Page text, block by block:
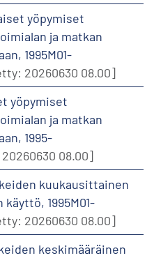
yöpymiset
ja matkan
1995M01-
20260630 08.00]
yöpymiset
ja matkan
1995-
08.00]
kuukausittainen
1995M01-
20260630 08.00]
keskimääräinen